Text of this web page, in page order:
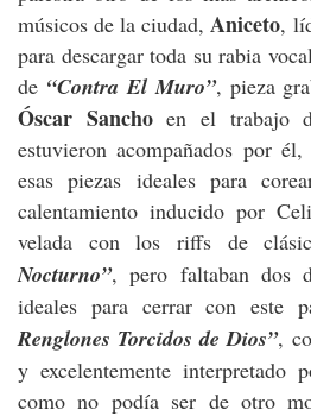
músicos de la ciudad,Aniceto,
para descargar toda su rabia
de “Contra El Muro”, pieza
Óscar Sanchoen el trabajo
estuvieron acompañados por
esas piezas ideales para
calentamiento inducido por
velada con los riffs de
Nocturno”, pero faltaban dos
ideales para cerrar con este
Renglones Torcidos de Dios”,
y excelentemente interpretado
como no podía ser de otro